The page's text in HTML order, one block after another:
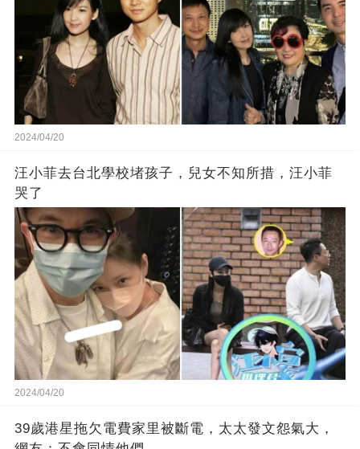
2024/04/20
汪小菲去台北學校堵孩子，兒女不知所措，汪小菲
哭了
2024/04/20
39歲港星拖欠電費家里被斷電，太太發文怨氣大，